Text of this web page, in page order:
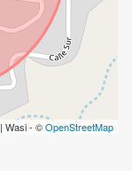
| Wasi - ©OpenStreetMap